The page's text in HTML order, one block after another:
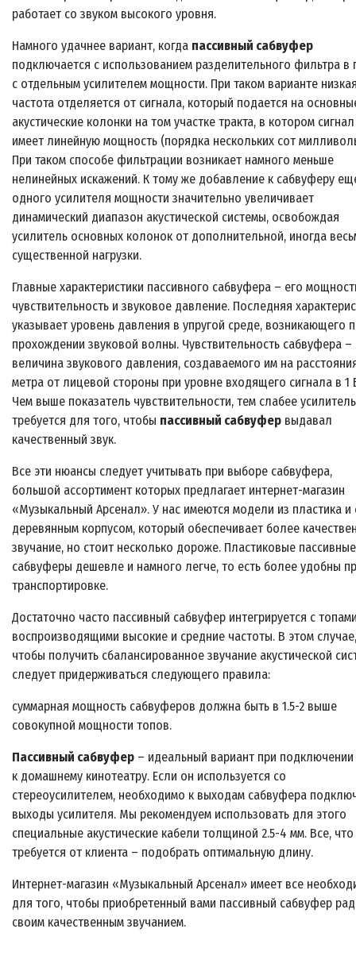
работает со звуком высокого уровня.
Намного удачнее вариант, когда пассивный сабвуфер
подключается с использованием разделительного фильтра в
с отдельным усилителем мощности. При таком варианте
частота отделяется от сигнала, который подается на
акустические колонки на том участке тракта, в котором сигнал
имеет линейную мощность (порядка нескольких сот
При таком способе фильтрации возникает намного меньше
нелинейных искажений. К тому же добавление к сабвуферу
одного усилителя мощности значительно увеличивает
динамический диапазон акустической системы, освобождая
усилитель основных колонок от дополнительной, иногда
существенной нагрузки.
Главные характеристики пассивного сабвуфера – его
чувствительность и звуковое давление. Последняя
указывает уровень давления в упругой среде, возникающего
прохождении звуковой волны. Чувствительность сабвуфера –
величина звукового давления, создаваемого им на
метра от лицевой стороны при уровне входящего сигнала в 1
Чем выше показатель чувствительности, тем слабее усилитель
требуется для того, чтобы пассивный сабвуфер выдавал
качественный звук.
Все эти нюансы следует учитывать при выборе сабвуфера,
большой ассортимент которых предлагает интернет-магазин
«Музыкальный Арсенал». У нас имеются модели из пластика и
деревянным корпусом, который обеспечивает более
звучание, но стоит несколько дороже. Пластиковые пассивные
сабвуферы дешевле и намного легче, то есть более удобны
транспортировке.
Достаточно часто пассивный сабвуфер интегрируется с
воспроизводящими высокие и средние частоты. В этом случае,
чтобы получить сбалансированное звучание акустической
следует придерживаться следующего правила:
суммарная мощность сабвуферов должна быть в 1.5-2 выше
совокупной мощности топов.
Пассивный сабвуфер – идеальный вариант при подключении
к домашнему кинотеатру. Если он используется со
стереоусилителем, необходимо к выходам сабвуфера
выходы усилителя. Мы рекомендуем использовать для этого
специальные акустические кабели толщиной 2.5-4 мм. Все, что
требуется от клиента – подобрать оптимальную длину.
Интернет-магазин «Музыкальный Арсенал» имеет все
для того, чтобы приобретенный вами пассивный сабвуфер
своим качественным звучанием.